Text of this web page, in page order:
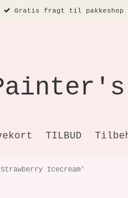
Gratis fragt til pakkeshop i
TILBUD
Icecream'